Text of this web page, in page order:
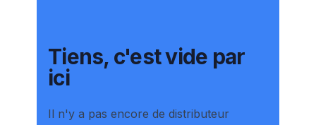
Tiens, c'est vide par
ici
Il n'y a pas encore de distributeur